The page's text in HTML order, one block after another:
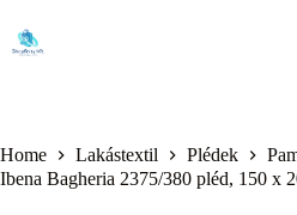
content
Home Lakástextil Plédek
Ibena Bagheria 2375/380 pléd, 150 x